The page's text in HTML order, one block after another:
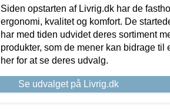
Siden opstarten af Livrig.dk har de
ergonomi, kvalitet og komfort. De
har med tiden udvidet deres sortiment
produkter, som de mener kan bidrage til
her for at se deres udvalg.
Se udvalget på Livrig.dk